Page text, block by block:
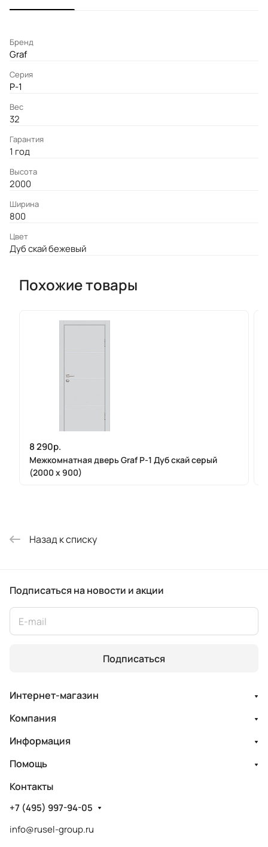
Бренд
Graf
Серия
P-1
Вес
32
Гарантия
1 год
Высота
2000
Ширина
800
Цвет
Дуб скай бежевый
Похожие товары
8 290р.
Межкомнатная дверь Graf P-1 Дуб скай серый
(2000 х 900)
Назад к списку
Подписаться на новости и акции
Подписаться
Интернет-магазин
Компания
Информация
Помощь
Контакты
+7 (495) 997-94-05
info@rusel-group.ru